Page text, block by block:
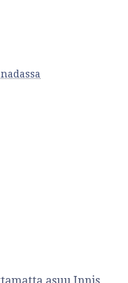
asuu Innis